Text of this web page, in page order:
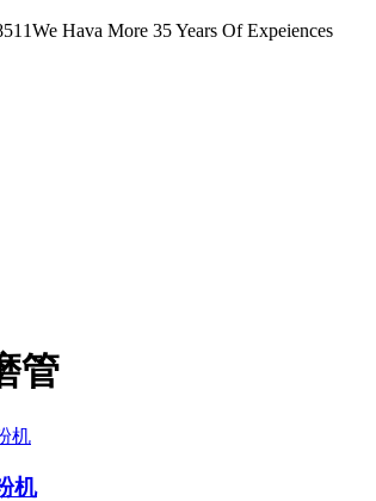
We Hava More 35 Years Of Expeiences
管
机